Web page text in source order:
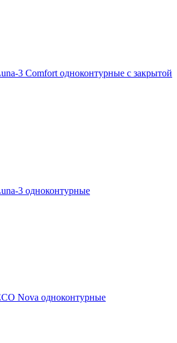
3 Comfort одноконтурные с закрытой
3 одноконтурные
Nova одноконтурные